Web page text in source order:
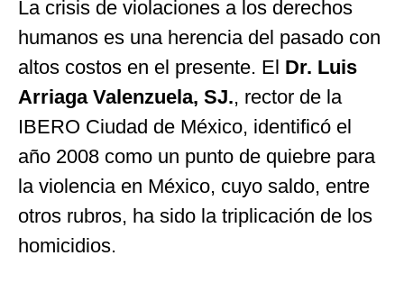
La crisis de violaciones a los derechos
humanos es una herencia del pasado con
altos costos en el presente. El Dr. Luis
Arriaga Valenzuela, SJ., rector de la
IBERO Ciudad de México, identificó el
año 2008 como un punto de quiebre para
la violencia en México, cuyo saldo, entre
otros rubros, ha sido la triplicación de los
homicidios.